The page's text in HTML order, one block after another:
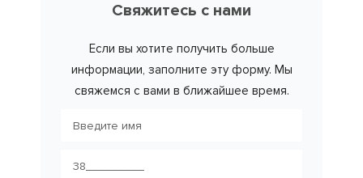
Свяжитесь с нами
Если вы хотите получить больше
информации, заполните эту форму. Мы
свяжемся с вами в ближайшее время.